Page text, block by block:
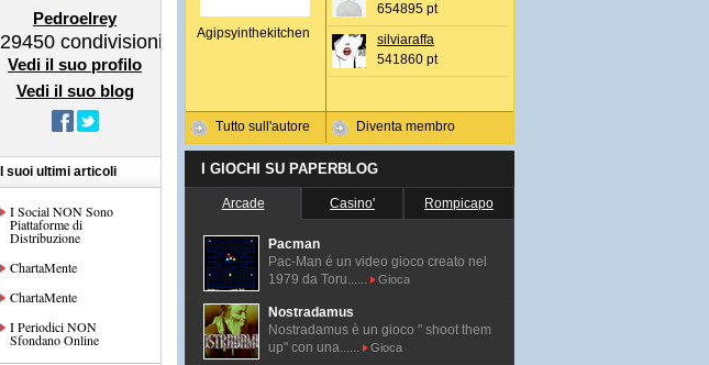
Pedroelrey
29450 condivisioni
Vedi il suo profilo
Vedi il suo blog
I suoi ultimi articoli
I Social NON Sono
Piattaforme di
Distribuzione
ChartaMente
ChartaMente
I Periodici NON
Sfondano Online
Agipsyinthekitchen
Tutto sull'autore
654895 pt
silviaraffa
541860 pt
Diventa membro
I GIOCHI SU PAPERBLOG
Arcade Casino' Rompicapo
Pacman
Pac-Man é un video gioco creato nel
1979 da Toru......
Gioca
Nostradamus
Nostradamus è un gioco " shoot them
up" con una......
Gioca